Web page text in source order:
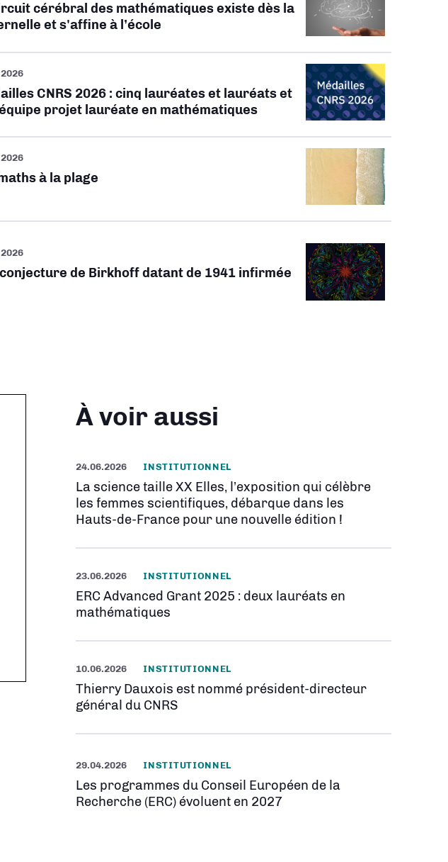
cérébral des mathématiques existe dès la
et s'affine à l’école
CNRS 2026 : cinq lauréates et lauréats et
projet lauréate en mathématiques
à la plage
de Birkhoff datant de 1941 infirmée
À voir aussi
24.06.2026 INSTITUTIONNEL
La science taille XX Elles, l’exposition qui célèbre
les femmes scientifiques, débarque dans les
Hauts-de-France pour une nouvelle édition !
23.06.2026 INSTITUTIONNEL
ERC Advanced Grant 2025 : deux lauréats en
mathématiques
10.06.2026 INSTITUTIONNEL
Thierry Dauxois est nommé président-directeur
général du CNRS
29.04.2026 INSTITUTIONNEL
Les programmes du Conseil Européen de la
Recherche (ERC) évoluent en 2027